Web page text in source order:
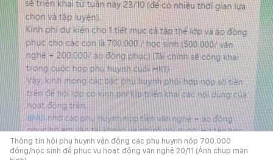
Thông tin hội phụ huynh vận động các phụ huynh nộp 700.000
đồng/học sinh để phục vụ hoạt động văn nghệ 20/11 (Ảnh chụp màn